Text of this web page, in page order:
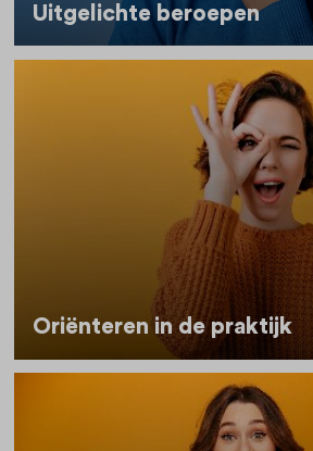
Uitgelichte beroepen
Oriënteren in de praktijk